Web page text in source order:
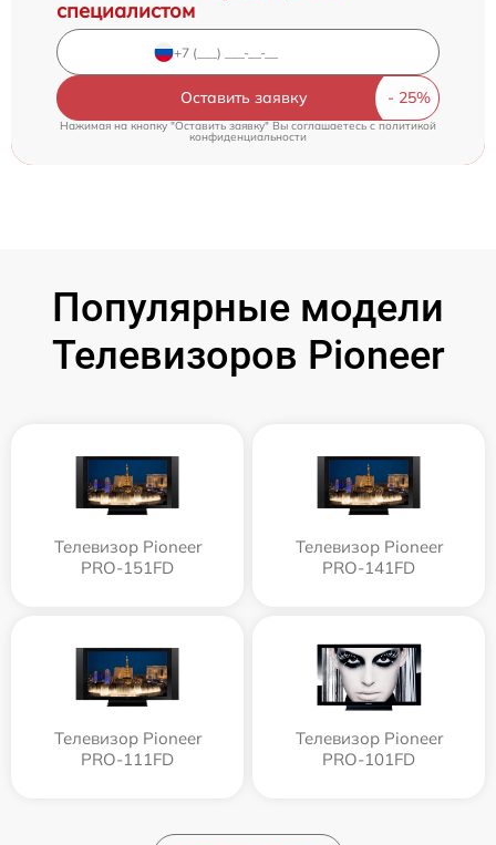
специалистом
Оставить заявку
Нажимая на кнопку "Оставить заявку" Вы соглашаетесь c политикой
конфиденциальности
Популярные модели
Телевизоров Pioneer
Телевизор Pioneer
PRO-151FD
Телевизор Pioneer
PRO-141FD
Телевизор Pioneer
PRO-111FD
Телевизор Pioneer
PRO-101FD